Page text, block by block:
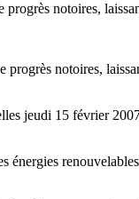
notoires,
notoires,
jeudi 15 février